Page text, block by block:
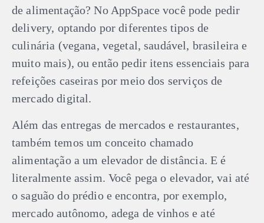
de alimentação? No AppSpace você pode pedir
delivery, optando por diferentes tipos de
culinária (vegana, vegetal, saudável, brasileira e
muito mais), ou então pedir itens essenciais para
refeições caseiras por meio dos serviços de
mercado digital.
Além das entregas de mercados e restaurantes,
também temos um conceito chamado
alimentação a um elevador de distância. E é
literalmente assim. Você pega o elevador, vai até
o saguão do prédio e encontra, por exemplo,
mercado autônomo, adega de vinhos e até